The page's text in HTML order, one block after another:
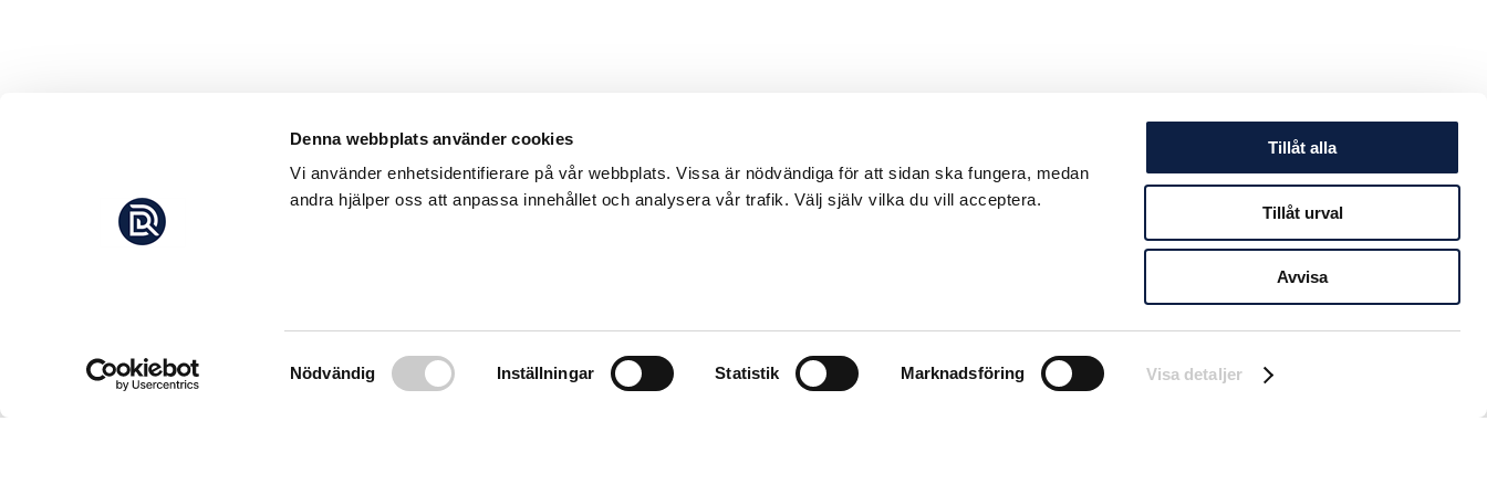
Denna webbplats använder cookies
Vi använder enhetsidentifierare på vår webbplats. Vissa är nödvändiga för att sidan ska fungera, medan
andra hjälper oss att anpassa innehållet och analysera vår trafik. Välj själv vilka du vill acceptera.
Samtyckesval
Nödvändig Inställningar Statistik Marknadsföring Visa detaljer
Tillåt alla
Tillåt urval
Avvisa